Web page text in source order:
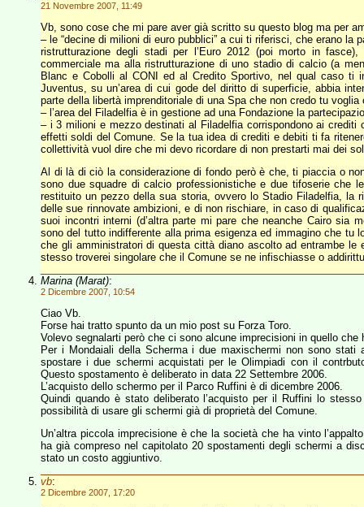
21 Novembre 2007, 11:49
Vb, sono cose che mi pare aver già scritto su questo blog ma per
– le “decine di milioni di euro pubblici” a cui ti riferisci, che erano la
ristrutturazione degli stadi per l’Euro 2012 (poi morto in
commerciale ma alla ristrutturazione di uno stadio di calcio (a
Blanc e Cobolli al CONI ed al Credito Sportivo, nel qual caso ti
Juventus, su un’area di cui gode del diritto di superficie, abbia
parte della libertà imprenditoriale di una Spa che non credo tu voglia
– l’area del Filadelfia è in gestione ad una Fondazione la
– i 3 milioni e mezzo destinati al Filadelfia corrispondono ai
effetti soldi del Comune. Se la tua idea di crediti e debiti ti fa
collettività vuol dire che mi devo ricordare di non prestarti mai dei
Al di là di ciò la considerazione di fondo però è che, ti piaccia o
sono due squadre di calcio professionistiche e due tifoserie che
restituito un pezzo della sua storia, ovvero lo Stadio Filadelfia, la
delle sue rinnovate ambizioni, e di non rischiare, in caso di
suoi incontri interni (d’altra parte mi pare che neanche Cairo sia
sono del tutto indifferente alla prima esigenza ed immagino che
che gli amministratori di questa città diano ascolto ad entrambe le
stesso troverei singolare che il Comune se ne infischiasse o
Marina (Marat):
2 Dicembre 2007, 10:54
Ciao Vb.
Forse hai tratto spunto da un mio post su Forza Toro.
Volevo segnalarti però che ci sono alcune imprecisioni in quello che
Per i Mondaiali della Scherma i due maxischermi non sono
spostare i due schermi acquistati per le Olimpiadi con il
Questo spostamento è deliberato in data 22 Settembre 2006.
L’acquisto dello schermo per il Parco Ruffini è di dicembre 2006.
Quindi quando è stato deliberato l’acquisto per il Ruffini lo
possibilità di usare gli schermi già di proprietà del Comune.
Un’altra piccola imprecisione è che la società che ha vinto
ha già compreso nel capitolato 20 spostamenti degli schermi a
stato un costo aggiuntivo.
vb:
2 Dicembre 2007, 17:20